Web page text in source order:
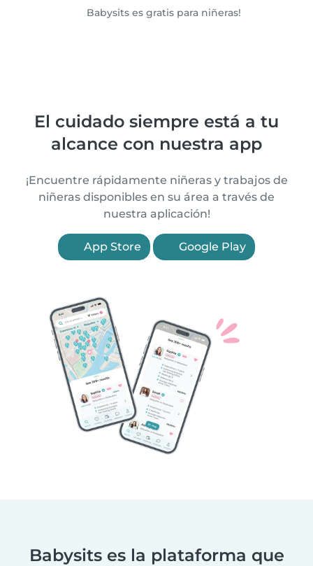
Babysits es gratis para niñeras!
El cuidado siempre está a tu
alcance con nuestra app
¡Encuentre rápidamente niñeras y trabajos de
niñeras disponibles en su área a través de
nuestra aplicación!
App Store Google Play
Babysits es la plataforma que